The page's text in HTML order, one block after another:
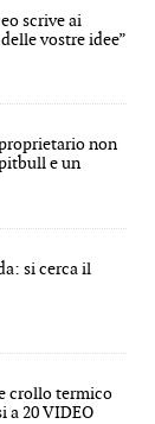
scrive ai
vostre idee”
non
e un
si cerca il
crollo termico
a 20 VIDEO